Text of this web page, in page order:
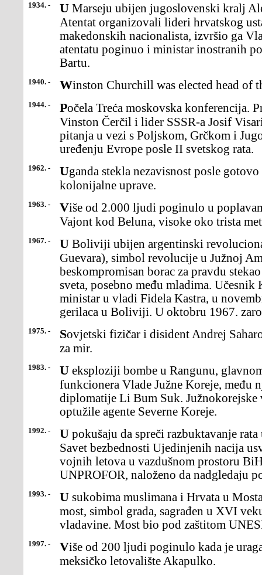
1934. - U Marseju ubijen jugoslovenski kralj Aleksandar I Karađorđević.
Atentat organizovali lideri hrvatskog
makedonskih nacionalista, izvršio ga
atentatu poginuo i ministar inostranih
Bartu.
1940. - Winston Churchill was elected head of
1944. - Počela Treća moskovska konferencija. Premijer Velike Britanije
Vinston Čerčil i lider SSSR-a Josif
pitanja u vezi s Poljskom, Grčkom i
uređenju Evrope posle II svetskog rata.
1962. - Uganda stekla nezavisnost posle gotovo 70 godina britanske
kolonijalne uprave.
1963. - Više od 2.000 ljudi poginulo u poplavama posle pucanja brane
Vajont kod Beluna, visoke oko trista
1967. - U Boliviji ubijen argentinski revolucionar Ernesto Če Gevara (Che
Guevara), simbol revolucije u Južnoj
beskompromisan borac za pravdu
sveta, posebno među mladima. Učesnik
ministar u vladi Fidela Kastra, u
gerilaca u Boliviji. U oktobru 1967.
1975. - Sovjetski fizičar i disident Andrej Saharov dobio Nobelovu nagradu
za mir.
1983. - U eksploziji bombe u Rangunu, glavnom gradu Burme, ubijeno 18
funkcionera Vlade Južne Koreje, među
diplomatije Li Bum Suk. Južnokorejske
optužile agente Severne Koreje.
1992. - U pokušaju da spreči razbuktavanje rata u Bosni i Hercegovini,
Savet bezbednosti Ujedinjenih nacija
vojnih letova u vazdušnom prostoru
UNPROFOR, naloženo da nadgledaju
1993. - U sukobima muslimana i Hrvata u Mostaru, u BiH, srušen Stari
most, simbol grada, sagrađen u XVI
vladavine. Most bio pod zaštitom
1997. - Više od 200 ljudi poginulo kada je uragan Paulina pogodio
meksičko letovalište Akapulko.